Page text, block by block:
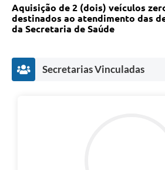
Galeria de Vídeos
IPTU Selo Verde
Notícias
Aquisição de 2 (dois) veículos
destinados ao atendimento das
da Secretaria de Saúde
Secretarias Vinculadas